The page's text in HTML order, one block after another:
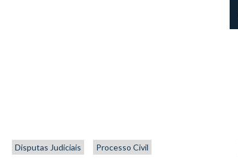
Disputas Judiciais Processo Civil